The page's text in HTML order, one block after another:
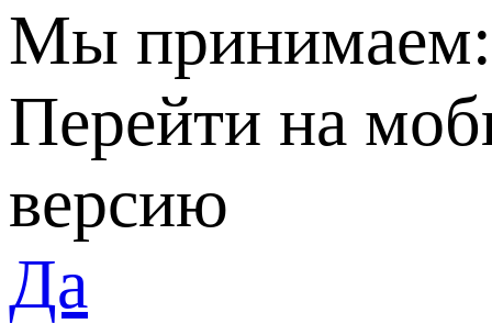
Мы
Перейти на
версию
Да